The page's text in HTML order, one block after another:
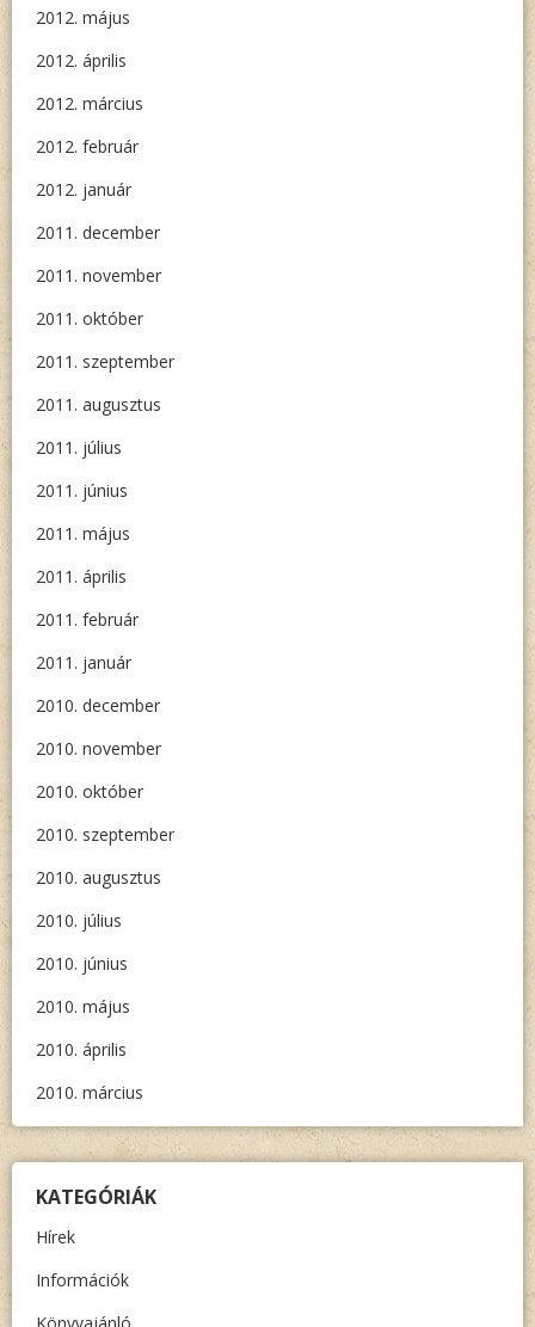
2012. május
2012. április
2012. március
2012. február
2012. január
2011. december
2011. november
2011. október
2011. szeptember
2011. augusztus
2011. július
2011. június
2011. május
2011. április
2011. február
2011. január
2010. december
2010. november
2010. október
2010. szeptember
2010. augusztus
2010. július
2010. június
2010. május
2010. április
2010. március
KATEGÓRIÁK
Hírek
Információk
Könyvajánló